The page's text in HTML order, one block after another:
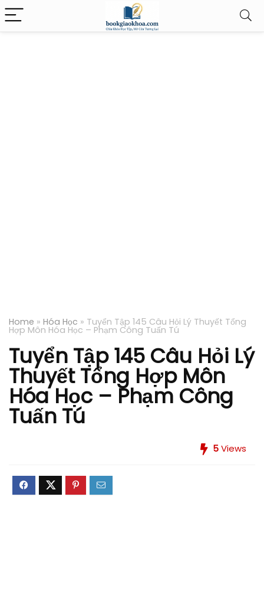
Home » Hóa Học » Tuyển Tập 145 Câu Hỏi Lý Thuyết Tổng
Hợp Môn Hóa Học – Phạm Công Tuấn Tú
Tuyển Tập 145 Câu Hỏi Lý
Thuyết Tổng Hợp Môn
Hóa Học – Phạm Công
Tuấn Tú
5Views